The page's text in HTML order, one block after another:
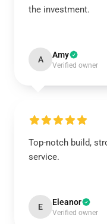
the investment.
A Amy
Verified owner
Top-notch build,
service.
E Eleanor
Verified owner